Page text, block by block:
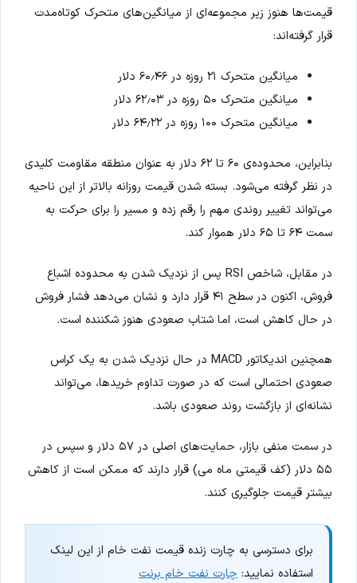
قیمت‌ها هنوز زیر مجموعه‌ای از میانگین‌های متحرک کوتاه‌مدت
قرار گرفته‌اند:
میانگین متحرک ۲۱ روزه در ۶۰٫۴۶ دلار
میانگین متحرک ۵۰ روزه در ۶۲٫۰۳ دلار
میانگین متحرک ۱۰۰ روزه در ۶۴٫۲۲ دلار
بنابراین، محدوده‌ی ۶۰ تا ۶۲ دلار به عنوان منطقه مقاومت کلیدی
در نظر گرفته می‌شود. بسته شدن قیمت روزانه بالاتر از این ناحیه
می‌تواند تغییر روندی مهم را رقم زده و مسیر را برای حرکت به
سمت ۶۴ تا ۶۵ دلار هموار کند.
در مقابل، شاخص RSI پس از نزدیک شدن به محدوده اشباع
فروش، اکنون در سطح ۴۱ قرار دارد و نشان می‌دهد فشار فروش
در حال کاهش است، اما شتاب صعودی هنوز شکننده است.
همچنین اندیکاتور MACD در حال نزدیک شدن به یک کراس
صعودی احتمالی است که در صورت تداوم خریدها، می‌تواند
نشانه‌ای از بازگشت روند صعودی باشد.
در سمت منفی بازار، حمایت‌های اصلی در ۵۷ دلار و سپس در
۵۵ دلار (کف قیمتی ماه می) قرار دارند که ممکن است از کاهش
بیشتر قیمت جلوگیری کنند.
برای دسترسی به چارت زنده قیمت نفت خام از این لینک
استفاده نمایید: چارت نفت خام برنت